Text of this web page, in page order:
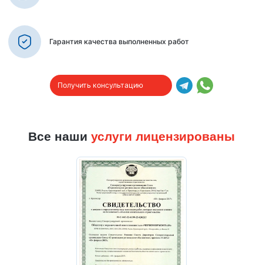
Гарантия качества выполненных работ
Получить консультацию
Все наши услуги лицензированы